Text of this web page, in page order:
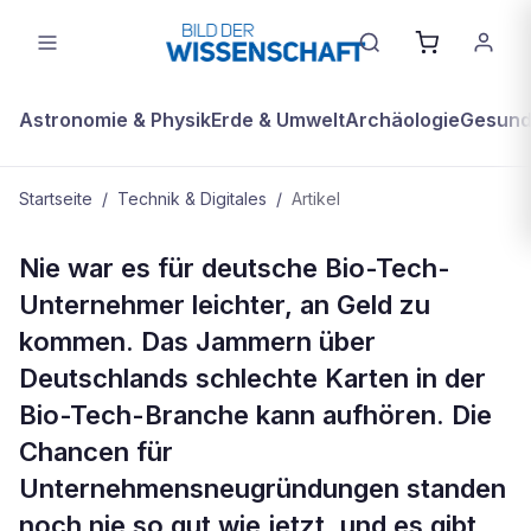
Astronomie & PhysikErde & UmweltArchäologie
Startseite / Technik & Digitales / Artikel
Gründerzeit!
Nie war es für deutsche Bio-Tech-
Unternehmer leichter, an Geld zu
kommen. Das Jammern über
Deutschlands schlechte Karten in der
Bio-Tech-Branche kann aufhören. Die
Chancen für
Unternehmensneugründungen standen